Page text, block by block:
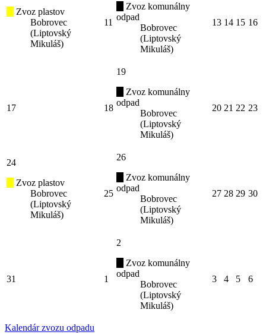
Zvoz plastov
Bobrovec
(Liptovský
Mikuláš)
11
Zvoz komunálny
odpad
Bobrovec
(Liptovský
Mikuláš)
13 14 15 16
17 18
19
Zvoz komunálny
odpad
Bobrovec
(Liptovský
Mikuláš)
20 21 22 23
24
Zvoz plastov
Bobrovec
(Liptovský
Mikuláš)
25
26
Zvoz komunálny
odpad
Bobrovec
(Liptovský
Mikuláš)
27 28 29 30
31 1
2
Zvoz komunálny
odpad
Bobrovec
(Liptovský
Mikuláš)
3 4 5 6
Kalendár zvozu odpadu